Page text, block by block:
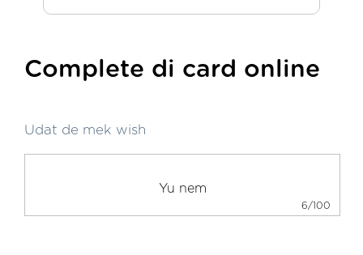
Complete di card online
Udat de mek wish
6/100